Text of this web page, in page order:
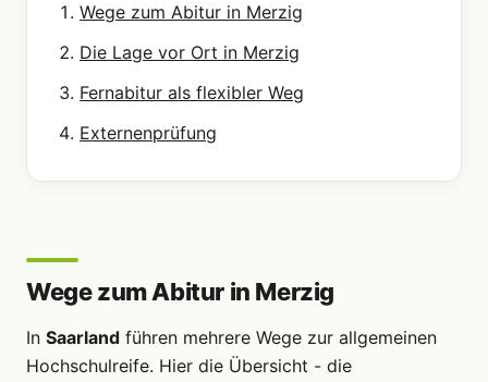
Wege zum Abitur in Merzig
Die Lage vor Ort in Merzig
Fernabitur als flexibler Weg
Externenprüfung
Wege zum Abitur in Merzig
In Saarland führen mehrere Wege zur allgemeinen
Hochschulreife. Hier die Übersicht - die